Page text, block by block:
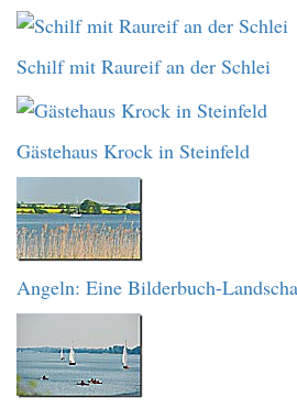
Schilf mit Raureif an der Schlei
Gästehaus Krock in Steinfeld
Angeln: Eine Bilderbuch-